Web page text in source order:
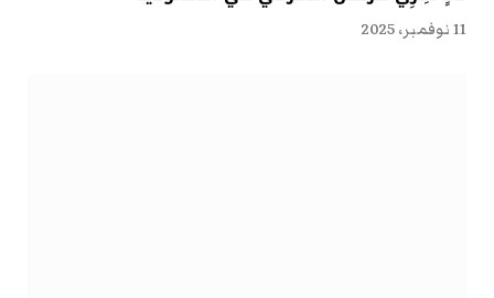
11 نوفمبر، 2025